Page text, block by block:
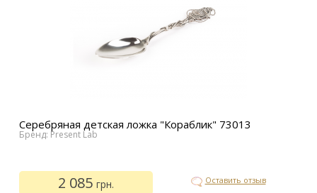
Серебряная детская ложка "Кораблик" 73013
Бренд: Present Lab
2 085грн. Оставить отзыв